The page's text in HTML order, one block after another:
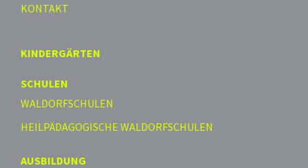
KONTAKT
KINDERGÄRTEN
SCHULEN
WALDORFSCHULEN
HEILPÄDAGOGISCHE WALDORFSCHULEN
AUSBILDUNG